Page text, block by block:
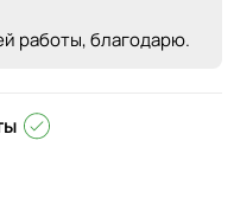
работы, благодарю.